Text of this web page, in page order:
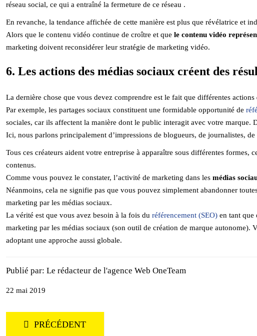
réseau social, ce qui a entraîné la fermeture de ce réseau .
En revanche, la tendance affichée de cette manière est plus que révélatrice et
Alors que le contenu vidéo continue de croître et que le contenu vidéo
marketing doivent reconsidérer leur stratégie de marketing vidéo.
6. Les actions des médias sociaux créent des
La dernière chose que vous devez comprendre est le fait que différentes
Par exemple, les partages sociaux constituent une formidable opportunité de
sociales, car ils affectent la manière dont le public interagit avec votre marque.
Ici, nous parlons principalement d’impressions de blogueurs, de journalistes,
Tous ces créateurs aident votre entreprise à apparaître sous différentes
contenus.
Comme vous pouvez le constater, l’activité de marketing dans les médias
Néanmoins, cela ne signifie pas que vous pouvez simplement abandonner
marketing par les médias sociaux.
La vérité est que vous avez besoin à la fois du référencement (SEO) en tant que
marketing par les médias sociaux (son outil de création de marque autonome).
adoptant une approche aussi globale.
Publié par: Le rédacteur de l'agence Web OneTeam
22 mai 2019
PRÉCÉDENT